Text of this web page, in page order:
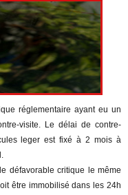
réglementaire ayant eu un
visite. Le délai de contre-
leger est fixé à 2 mois à
défavorable critique le même
être immobilisé dans les 24h